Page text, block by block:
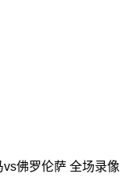
佛罗伦萨 全场录像